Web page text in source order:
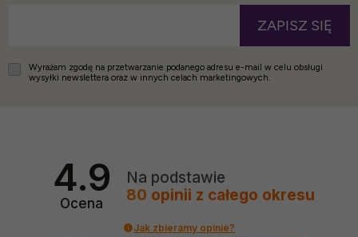
ZAPISZ SIĘ
Wyrażam zgodę na przetwarzanie podanego adresu e-mail w celu obsługi
wysyłki newslettera oraz w innych celach marketingowych.
4.9
Ocena
Na podstawie
80 opinii z całego okresu
Jak zbieramy opinie?